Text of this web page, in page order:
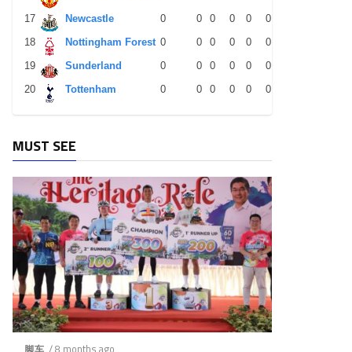
17
Newcastle 0 0 0 0 0 0
18
Nottingham Forest 0 0 0 0 0 0
19
Sunderland 0 0 0 0 0 0
20
Tottenham 0 0 0 0 0 0
MUST SEE
/ 8 months ago